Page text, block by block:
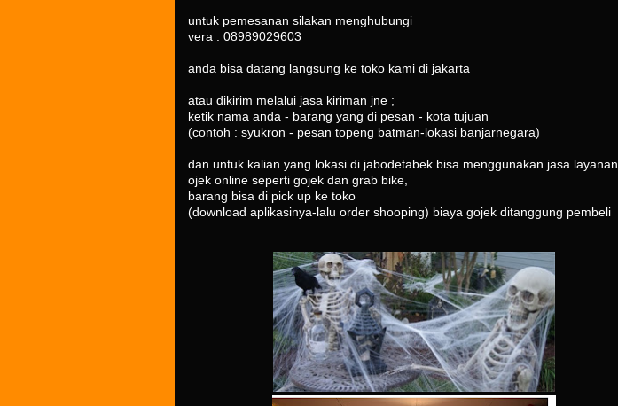
untuk pemesanan silakan menghubungi
vera : 08989029603
anda bisa datang langsung ke toko kami di jakarta
atau dikirim melalui jasa kiriman jne ;
ketik nama anda - barang yang di pesan - kota tujuan
(contoh : syukron - pesan topeng batman-lokasi banjarnegara)
dan untuk kalian yang lokasi di jabodetabek bisa menggunakan jasa layanan
ojek online seperti gojek dan grab bike,
barang bisa di pick up ke toko
(download aplikasinya-lalu order shooping) biaya gojek ditanggung pembeli